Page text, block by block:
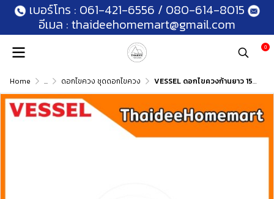
เบอร์โทร : 061-421-6556 / 080-614-8015
อีเมล : thaideehomemart@gmail.com
0
Home ... ดอกไขควง ชุดดอกไขควง VESSEL ดอกไขควงก้านยาว 150 มม. Torx มีรู T10H / T15H / T20H / T25H / T30H / T40H (เลือกรุ่น)